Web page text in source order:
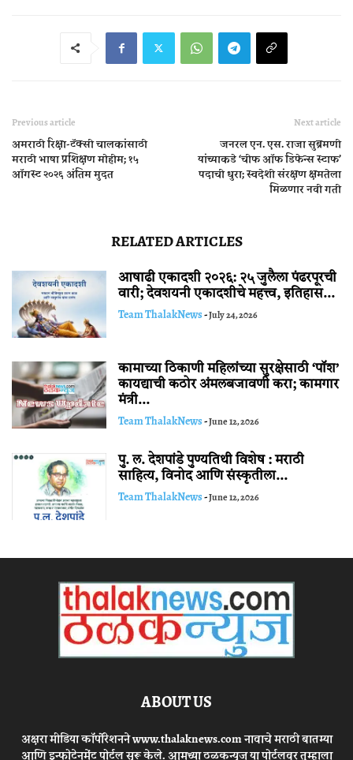
Previous article
अमराठी रिक्षा-टॅक्सी चालकांसाठी
मराठी भाषा प्रशिक्षण मोहीम; १५
ऑगस्ट २०२६ अंतिम मुदत
Next article
जनरल एन. एस. राजा सुब्रमणी
यांच्याकडे ‘चीफ ऑफ डिफेन्स स्टाफ’
पदाची धुरा; स्वदेशी संरक्षण क्षमतेला
मिळणार नवी गती
RELATED ARTICLES
आषाढी एकादशी २०२६: २५ जुलैला पंढरपूरची
वारी; देवशयनी एकादशीचे महत्त्व, इतिहास...
Team ThalakNews-July 24, 2026
कामाच्या ठिकाणी महिलांच्या सुरक्षेसाठी ‘पॉश’
कायद्याची कठोर अंमलबजावणी करा; कामगार
मंत्री...
Team ThalakNews-June 12, 2026
पु. ल. देशपांडे पुण्यतिथी विशेष : मराठी
साहित्य, विनोद आणि संस्कृतीला...
Team ThalakNews-June 12, 2026
ABOUT US
अक्षरा मीडिया कॉर्पोरेशनने www.thalaknews.com नावाचे मराठी बातम्या
आणि इन्फोटेनमेंट पोर्टल सुरू केले. आमच्या ठळकन्युज या पोर्टलवर तुम्हाला